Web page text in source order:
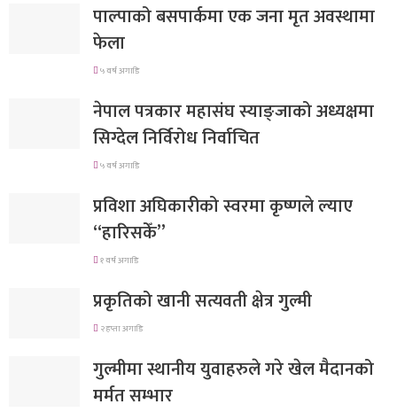
पाल्पाको बसपार्कमा एक जना मृत अवस्थामा
फेला
५ वर्ष अगाडि
नेपाल पत्रकार महासंघ स्याङ्जाको अध्यक्षमा
सिग्देल निर्विरोध निर्वाचित
५ वर्ष अगाडि
प्रविशा अघिकारीको स्वरमा कृष्णले ल्याए
“हारिसकेँ”
१ वर्ष अगाडि
प्रकृतिको खानी सत्यवती क्षेत्र गुल्मी
२ हप्ता अगाडि
गुल्मीमा स्थानीय युवाहरुले गरे खेल मैदानको
मर्मत सम्भार